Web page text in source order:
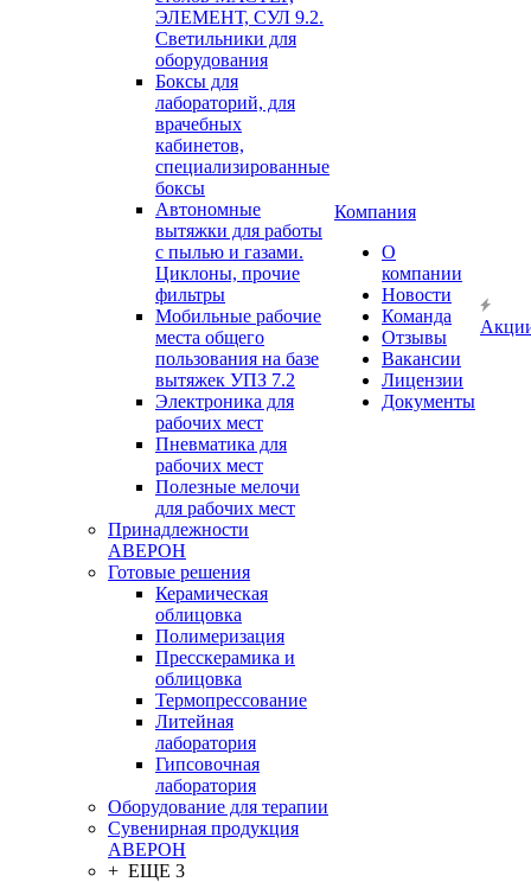
ЭЛЕМЕНТ, СУЛ 9.2.
Светильники для
оборудования
Боксы для
лабораторий, для
врачебных
кабинетов,
специализированные
боксы
Автономные
вытяжки для работы
с пылью и газами.
Циклоны, прочие
фильтры
Мобильные рабочие
места общего
пользования на базе
вытяжек УПЗ 7.2
Электроника для
рабочих мест
Пневматика для
рабочих мест
Полезные мелочи
для рабочих мест
Принадлежности
АВЕРОН
Готовые решения
Керамическая
облицовка
Полимеризация
Пресскерамика и
облицовка
Термопрессование
Литейная
лаборатория
Гипсовочная
лаборатория
Оборудование для терапии
Сувенирная продукция
АВЕРОН
+ ЕЩЕ 3
Компания
О
компании
Новости
Команда
Отзывы
Вакансии
Лицензии
Документы